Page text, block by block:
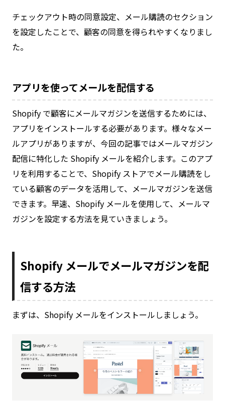
チェックアウト時の同意設定、メール購読のセクション
を設定したことで、顧客の同意を得られやすくなりまし
た。
アプリを使ってメールを配信する
Shopify で顧客にメールマガジンを送信するためには、
アプリをインストールする必要があります。様々なメー
ルアプリがありますが、今回の記事ではメールマガジン
配信に特化した Shopify メールを紹介します。このアプ
リを利用することで、Shopify ストアでメール購読をし
ている顧客のデータを活用して、メールマガジンを送信
できます。早速、Shopify メールを使用して、メールマ
ガジンを設定する方法を見ていきましょう。
Shopify メールでメールマガジンを配
信する方法
まずは、Shopify メールをインストールしましょう。